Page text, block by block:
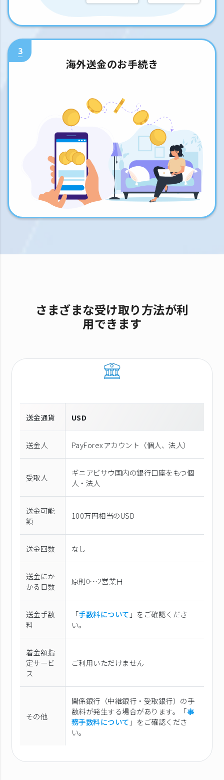
3
海外送金のお手続き
さまざまな受け取り方法が利
用できます
送金通貨 USD
送金人 PayForexアカウント（個⼈、法⼈）
受取人
ギニアビサウ国内の銀行口座をもつ個
人・法人
送金可能
額
100万円相当のUSD
送金回数 なし
送金にか
かる日数
原則0〜2営業日
送金手数
料
「手数料について 」をご確認くださ
い。
着金額指
定サービ
ス
ご利用いただけません
その他
関係銀行（中継銀行・受取銀行）の手
数料が発生する場合があります。「事
務手数料について 」をご確認くださ
い。